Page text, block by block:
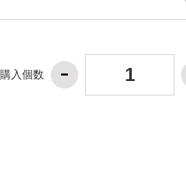
購入個数